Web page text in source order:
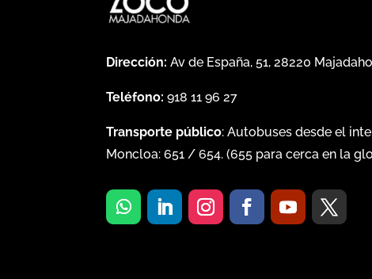
Dirección: Av de España, 51, 28220
Teléfono: 918 11 96 27
Transporte público: Autobuses desde el
Moncloa:651 /654. (655 para cerca en la